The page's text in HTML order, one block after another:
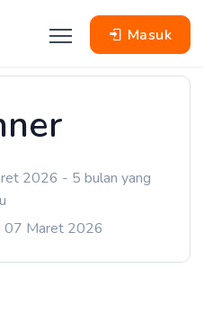
Masuk
2026 - 5 bulan yang
07 Maret 2026